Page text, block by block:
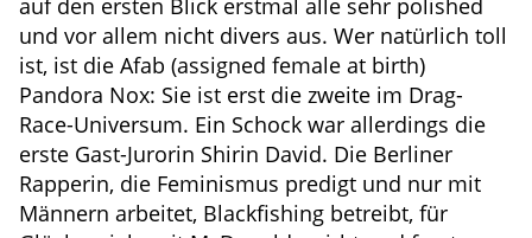
auf den ersten Blick erstmal alle sehr polished
und vor allem nicht divers aus. Wer natürlich toll
ist, ist die Afab (assigned female at birth)
Pandora Nox: Sie ist erst die zweite im Drag-
Race-Universum. Ein Schock war allerdings die
erste Gast-Jurorin Shirin David. Die Berliner
Rapperin, die Feminismus predigt und nur mit
Männern arbeitet, Blackfishing betreibt, für